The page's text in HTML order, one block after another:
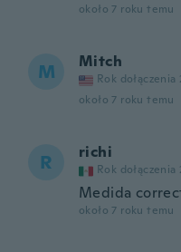
około 7 roku temu
M Mitch
Rok dołączenia
około 7 roku temu
R richi
Rok dołączenia
Medida
około 7 roku temu